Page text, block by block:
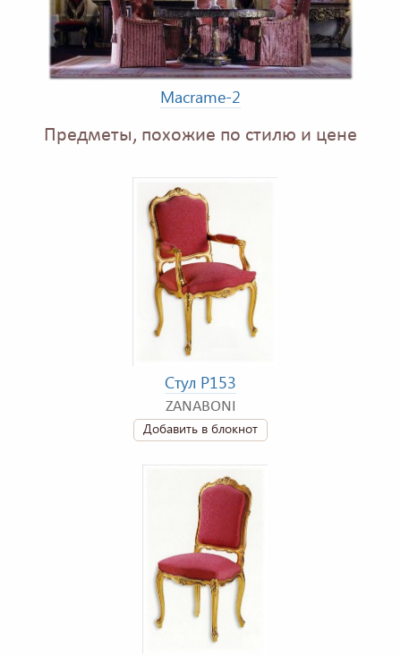
Macrame-2
Предметы, похожие по стилю и цене
Стул P153
ZANABONI
Добавить в блокнот